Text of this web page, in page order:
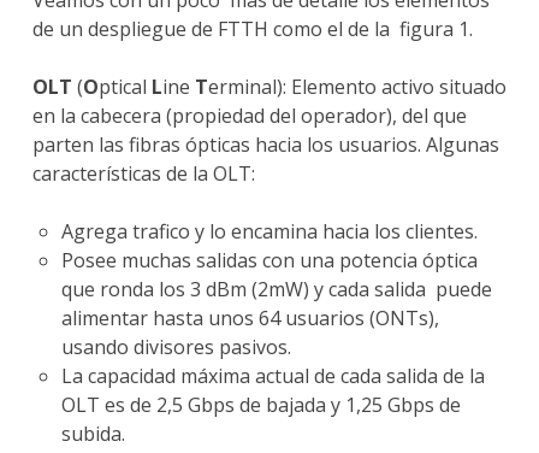
de un despliegue de FTTH como el de la figura 1.
OLT (Optical Line Terminal): Elemento activo situado
en la cabecera (propiedad del operador), del que
parten las fibras ópticas hacia los usuarios. Algunas
características de la OLT:
Agrega trafico y lo encamina hacia los clientes.
Posee muchas salidas con una potencia óptica
que ronda los 3 dBm (2mW) y cada salida puede
alimentar hasta unos 64 usuarios (ONTs),
usando divisores pasivos.
La capacidad máxima actual de cada salida de la
OLT es de 2,5 Gbps de bajada y 1,25 Gbps de
subida.